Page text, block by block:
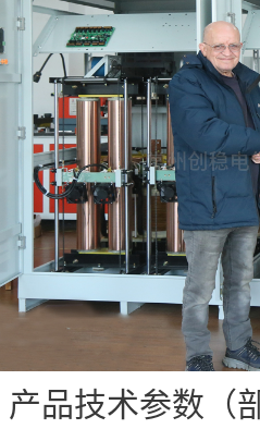
产品技术参数（